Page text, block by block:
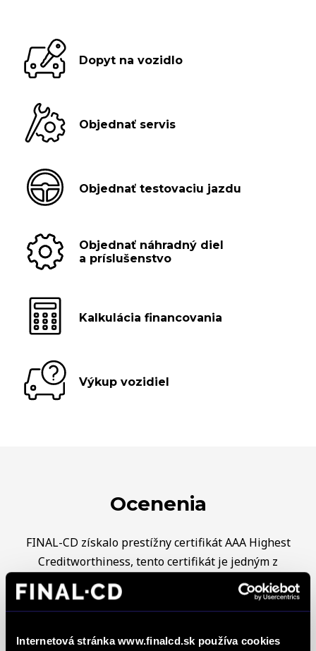
Internetová stránka www.finalcd.sk používa cookies
Dopyt na vozidlo
Objednať servis
Objednať testovaciu jazdu
Objednať náhradný diel
a príslušenstvo
Kalkulácia financovania
Výkup vozidiel
Ocenenia
FINAL-CD získalo prestížny certifikát AAA Highest
Creditworthiness, tento certifikát je jedným z
najdôležitejších Európskych štandardov
definujúcich kvalitu obchodnej činnosti. Je
kvality a vyhodnocuje sa na základe rovnakej